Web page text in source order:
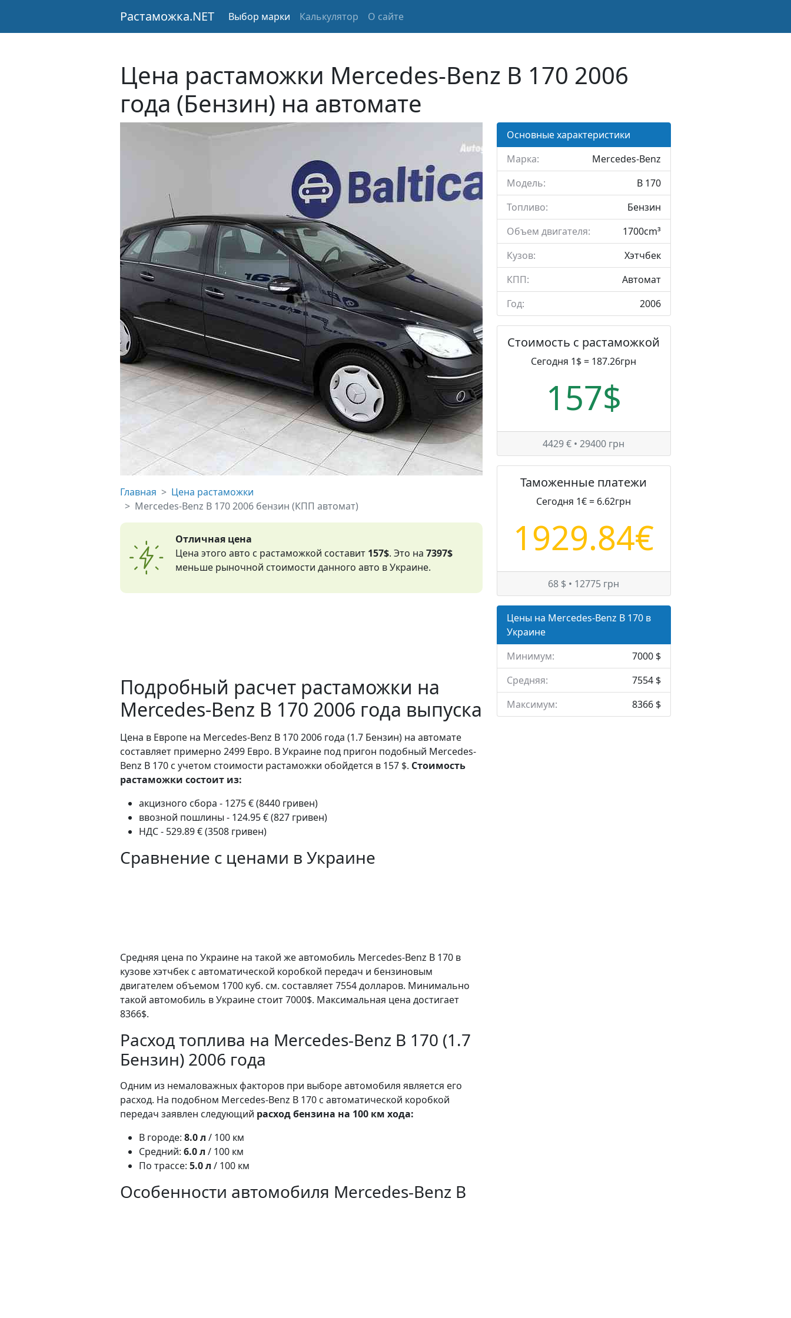
Растаможка.NET Выбор марки Калькулятор О сайте
Цена растаможки Mercedes-Benz B 170 2006
года (Бензин) на автомате
Главная
Цена растаможки
Mercedes-Benz B 170 2006 бензин (КПП автомат)
Отличная цена
Цена этого авто с растаможкой составит 157$. Это на7397$
меньше рыночной стоимости данного авто в Украине.
Подробный расчет растаможки на
Mercedes-Benz B 170 2006 года выпуска
Цена в Европе на Mercedes-Benz B 170 2006 года (1.7 Бензин) на автомате
составляет примерно 2499 Евро. В Украине под пригон подобный Mercedes-
Benz B 170 с учетом стоимости растаможки обойдется в 157 $. Стоимость
растаможки состоит из:
акцизного сбора - 1275 € (8440 гривен)
ввозной пошлины - 124.95 € (827 гривен)
НДС - 529.89 € (3508 гривен)
Сравнение с ценами в Украине
Средняя цена по Украине на такой же автомобиль Mercedes-Benz B 170 в
кузове хэтчбек c автоматической коробкой передач и бензиновым
двигателем объемом 1700 куб. см. составляет 7554 долларов. Минимально
такой автомобиль в Украине стоит 7000$. Максимальная цена достигает
8366$.
Расход топлива на Mercedes-Benz B 170 (1.7
Бензин) 2006 года
Одним из немаловажных факторов при выборе автомобиля является его
расход. На подобном Mercedes-Benz B 170 с автоматической коробкой
передач заявлен следующий расход бензина на 100 км хода:
В городе: 8.0 л / 100 км
Средний: 6.0 л / 100 км
По трассе: 5.0 л / 100 км
Особенности автомобиля Mercedes-Benz B
Основные характеристики
Марка:
Mercedes-Benz
Модель:
B 170
Топливо:
Бензин
Объем двигателя:
1700cm³
Кузов:
Хэтчбек
КПП:
Автомат
Год:
2006
Стоимость с растаможкой
Сегодня 1$ = 187.26грн
157$
4429 € • 29400 грн
Таможенные платежи
Сегодня 1€ = 6.62грн
1929.84€
68 $ • 12775 грн
Цены на Mercedes-Benz B 170 в
Украине
Минимум:
7000 $
Средняя:
7554 $
Максимум:
8366 $